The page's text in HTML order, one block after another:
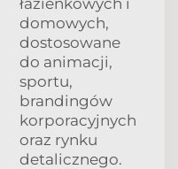
domowych,
dostosowane
do animacji,
sportu,
brandingów
korporacyjnych
oraz rynku
detalicznego.